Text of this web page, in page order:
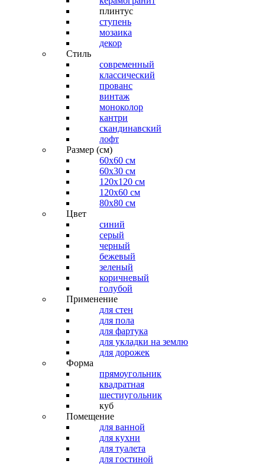
плинтус
ступень
мозаика
декор
Стиль
современный
классический
прованс
винтаж
моноколор
кантри
скандинавский
лофт
Размер (см)
60х60 см
60x30 см
120x120 см
120x60 см
80x80 см
Цвет
синий
серый
черный
бежевый
зеленый
коричневый
голубой
Применение
для стен
для пола
для фартука
для укладки на землю
для дорожек
Форма
прямоугольник
квадратная
шестиугольник
куб
Помещение
для ванной
для кухни
для туалета
для гостиной